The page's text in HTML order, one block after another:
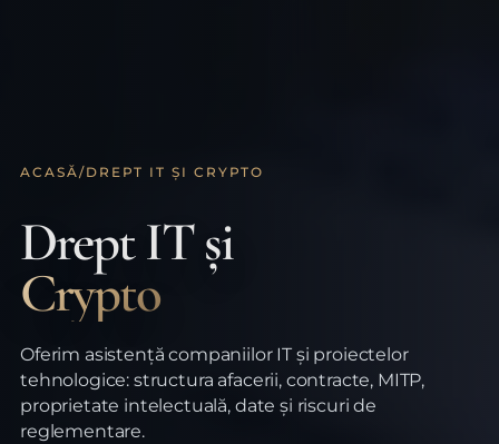
ACASĂ /DREPT IT ȘI CRYPTO
Drept IT și
Crypto
Oferim asistență companiilor IT și proiectelor
tehnologice: structura afacerii, contracte, MITP,
proprietate intelectuală, date și riscuri de
reglementare.